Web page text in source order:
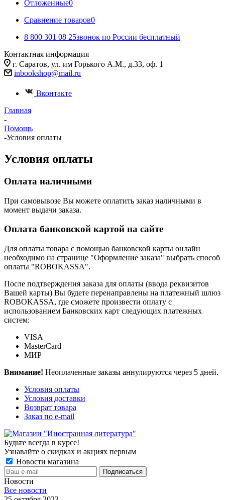
Отложенные0
Сравнение товаров0
8 800 301 08 25звонок по России бесплатный
Контактная информация
г. Саратов, ул. им Горького А.М., д.33, оф. 1
inbookshop@mail.ru
Вконтакте
Главная
-
Помощь
-Условия оплаты
Условия оплаты
Оплата наличными
При самовывозе Вы можете оплатить заказ наличными в
момент выдачи заказа.
Оплата банковской картой на сайте
Для оплаты товара с помощью банковской карты онлайн
необходимо на странице "Оформление заказа" выбрать способ
оплаты "ROBOKASSA".
После подтверждения заказа для оплаты (ввода реквизитов
Вашей карты) Вы будете перенаправлены на платежный шлюз
ROBOKASSA, где сможете произвести оплату с
использованием Банковских карт следующих платежных
систем:
VISA
MasterCard
МИР
Внимание! Неоплаченные заказы аннулируются через 5 дней.
Условия оплаты
Условия доставки
Возврат товара
Заказ по e-mail
Будьте всегда в курсе!
Узнавайте о скидках и акциях первым
Новости магазина
Новости
Все новости